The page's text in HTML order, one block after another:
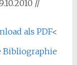
//
als PDF<
Bibliographie